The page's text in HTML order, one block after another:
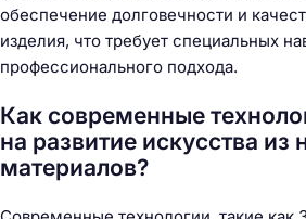
обеспечение долговечности и
изделия, что требует специальных
профессионального подхода.
Как современные
на развитие искусства
материалов?